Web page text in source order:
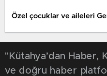
Özel çocuklar ve aileleri
"Kütahya’dan Haber,
ve doğru haber